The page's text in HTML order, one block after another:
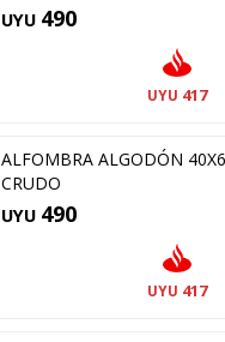
UYU 490
UYU 417
ALFOMBRA ALGODÓN
CRUDO
UYU 490
UYU 417